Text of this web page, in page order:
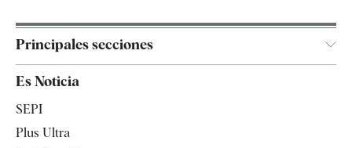
Principales secciones
España
Es Noticia
SEPI
Plus Ultra